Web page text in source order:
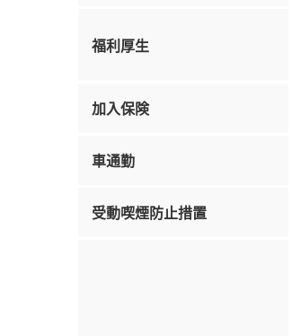
福利厚生
加入保険
車通勤
受動喫煙防止措置